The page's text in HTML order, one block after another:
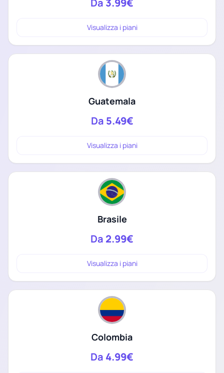
Visualizza i piani
Guatemala
Da 5.49€
Visualizza i piani
Brasile
Da 2.99€
Visualizza i piani
Colombia
Da 4.99€